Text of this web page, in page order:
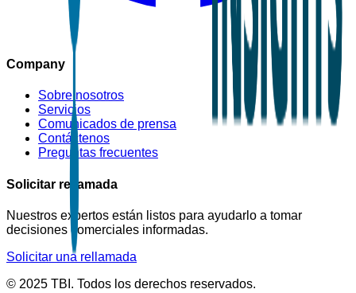
Company
Sobre nosotros
Servicios
Comunicados de prensa
Contáctenos
Preguntas frecuentes
Solicitar rellamada
Nuestros expertos están listos para ayudarlo a tomar
decisiones comerciales informadas.
Solicitar una rellamada
© 2025 TBI. Todos los derechos reservados.